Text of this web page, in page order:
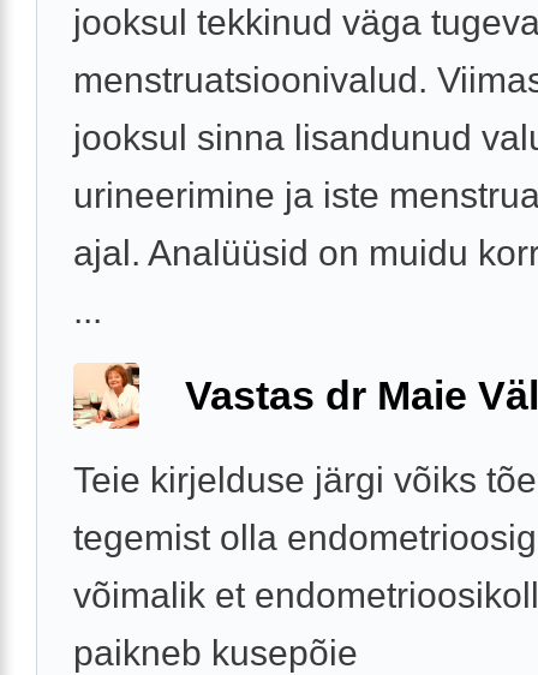
jooksul tekkinud väga
menstruatsioonivalud.
jooksul sinna lisandunud
urineerimine ja iste
ajal. Analüüsid on muidu
...
Vastas dr Maie
Teie kirjelduse järgi võiks
tegemist olla
võimalik et
paikneb kusepõie